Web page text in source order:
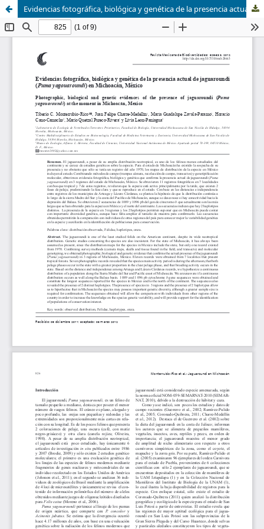
Evidencias fotográfica, biológica y genética de la presencia actual de jaguaroundi (Puma yagouaroundi) en Michoacán, México